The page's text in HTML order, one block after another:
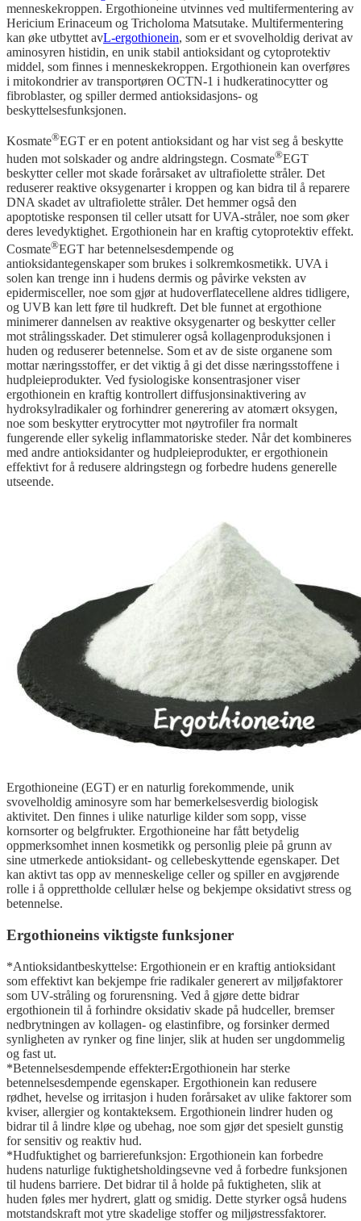
menneskekroppen. Ergothioneine utvinnes ved multifermentering av
Hericium Erinaceum og Tricholoma Matsutake. Multifermentering
kan øke utbyttet avL-ergothionein, som er et svovelholdig derivat av
aminosyren histidin, en unik stabil antioksidant og cytoprotektiv
middel, som finnes i menneskekroppen. Ergothionein kan overføres
i mitokondrier av transportøren OCTN-1 i hudkeratinocytter og
fibroblaster, og spiller dermed antioksidasjons- og
beskyttelsesfunksjonen.
Kosmate®EGT er en potent antioksidant og har vist seg å beskytte
huden mot solskader og andre aldringstegn. Cosmate®EGT
beskytter celler mot skade forårsaket av ultrafiolette stråler. Det
reduserer reaktive oksygenarter i kroppen og kan bidra til å reparere
DNA skadet av ultrafiolette stråler. Det hemmer også den
apoptotiske responsen til celler utsatt for UVA-stråler, noe som øker
deres levedyktighet. Ergothionein har en kraftig cytoprotektiv effekt.
Cosmate®EGT har betennelsesdempende og
antioksidantegenskaper som brukes i solkremkosmetikk. UVA i
solen kan trenge inn i hudens dermis og påvirke veksten av
epidermisceller, noe som gjør at hudoverflatecellene aldres tidligere,
og UVB kan lett føre til hudkreft. Det ble funnet at ergothione
minimerer dannelsen av reaktive oksygenarter og beskytter celler
mot strålingsskader. Det stimulerer også kollagenproduksjonen i
huden og reduserer betennelse. Som et av de siste organene som
mottar næringsstoffer, er det viktig å gi det disse næringsstoffene i
hudpleieprodukter. Ved fysiologiske konsentrasjoner viser
ergothionein en kraftig kontrollert diffusjonsinaktivering av
hydroksylradikaler og forhindrer generering av atomært oksygen,
noe som beskytter erytrocytter mot nøytrofiler fra normalt
fungerende eller sykelig inflammatoriske steder. Når det kombineres
med andre antioksidanter og hudpleieprodukter, er ergothionein
effektivt for å redusere aldringstegn og forbedre hudens generelle
utseende.
Ergothioneine (EGT) er en naturlig forekommende, unik
svovelholdig aminosyre som har bemerkelsesverdig biologisk
aktivitet. Den finnes i ulike naturlige kilder som sopp, visse
kornsorter og belgfrukter. Ergothioneine har fått betydelig
oppmerksomhet innen kosmetikk og personlig pleie på grunn av
sine utmerkede antioksidant- og cellebeskyttende egenskaper. Det
kan aktivt tas opp av menneskelige celler og spiller en avgjørende
rolle i å opprettholde cellulær helse og bekjempe oksidativt stress og
betennelse.
Ergothioneins viktigste funksjoner
*Antioksidantbeskyttelse: Ergothionein er en kraftig antioksidant
som effektivt kan bekjempe frie radikaler generert av miljøfaktorer
som UV-stråling og forurensning. Ved å gjøre dette bidrar
ergothionein til å forhindre oksidativ skade på hudceller, bremser
nedbrytningen av kollagen- og elastinfibre, og forsinker dermed
synligheten av rynker og fine linjer, slik at huden ser ungdommelig
og fast ut.
*Betennelsesdempende effekter:Ergothionein har sterke
betennelsesdempende egenskaper. Ergothionein kan redusere
rødhet, hevelse og irritasjon i huden forårsaket av ulike faktorer som
kviser, allergier og kontakteksem. Ergothionein lindrer huden og
bidrar til å lindre kløe og ubehag, noe som gjør det spesielt gunstig
for sensitiv og reaktiv hud.
*Hudfuktighet og barrierefunksjon: Ergothionein kan forbedre
hudens naturlige fuktighetsholdingsevne ved å forbedre funksjonen
til hudens barriere. Det bidrar til å holde på fuktigheten, slik at
huden føles mer hydrert, glatt og smidig. Dette styrker også hudens
motstandskraft mot ytre skadelige stoffer og miljøstressfaktorer.